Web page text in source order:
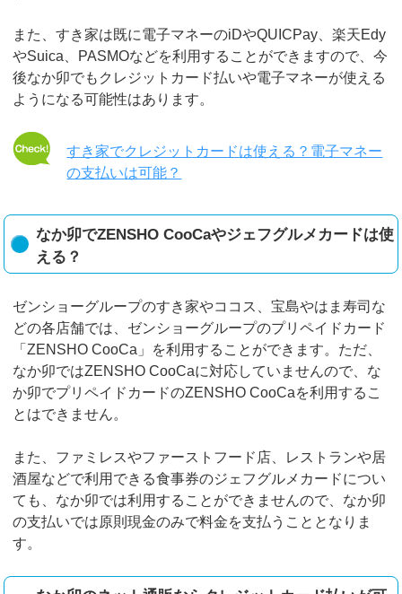
また、すき家は既に電子マネーのiDやQUICPay、楽天Edy
やSuica、PASMOなどを利用することができますので、今
後なか卯でもクレジットカード払いや電子マネーが使える
ようになる可能性はあります。
すき家でクレジットカードは使える？電子マネー
の支払いは可能？
なか卯でZENSHO CooCaやジェフグルメカードは使
える？
ゼンショーグループのすき家やココス、宝島やはま寿司な
どの各店舗では、ゼンショーグループのプリペイドカード
「ZENSHO CooCa」を利用することができます。ただ、
なか卯ではZENSHO CooCaに対応していませんので、な
か卯でプリペイドカードのZENSHO CooCaを利用するこ
とはできません。
また、ファミレスやファーストフード店、レストランや居
酒屋などで利用できる食事券のジェフグルメカードについ
ても、なか卯では利用することができませんので、なか卯
の支払いでは原則現金のみで料金を支払うこととなりま
す。